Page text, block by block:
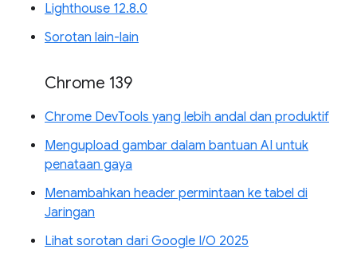
Lighthouse 12.8.0
Sorotan lain-lain
Chrome 139
Chrome DevTools yang lebih andal dan produktif
Mengupload gambar dalam bantuan AI untuk
penataan gaya
Menambahkan header permintaan ke tabel di
Jaringan
Lihat sorotan dari Google I/O 2025